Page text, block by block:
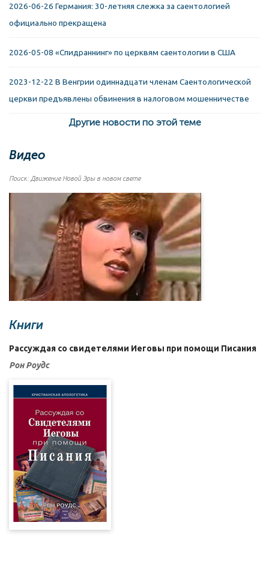
2026-06-26 Германия: 30-летняя слежка за саентологией
официально прекращена
2026-05-08 «Спидраннинг» по церквям саентологии в США
2023-12-22 В Венгрии одиннадцати членам Саентологической
церкви предъявлены обвинения в налоговом мошенничестве
Другие новости по этой теме
Видео
Поиск: Движение Новой Эры в новом свете
Книги
Рассуждая со свидетелями Иеговы при помощи Писания
Рон Роудс